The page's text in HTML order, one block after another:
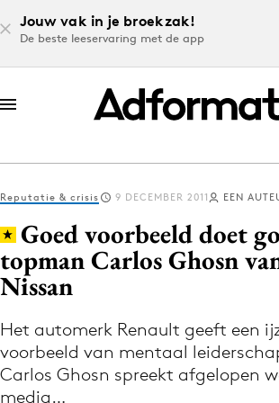
Jouw vak in je broekzak!
De beste leeservaring met de app
Log in
Volg het laatste nieuws via
Nieuws app
Reputatie & crisis 9 DECEMBER 2011 EEN
Goed voorbeeld doet
topman Carlos Ghosn
Nissan
Het automerk Renault geeft een
voorbeeld van mentaal
Carlos Ghosn spreekt afgelopen
media…